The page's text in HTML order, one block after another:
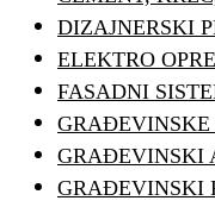
DIZAJNERSKI
ELEKTRO
FASADNI
GRAĐEVINSKI
GRAĐEVINSKI